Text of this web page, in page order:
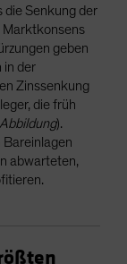
die Senkung der
Marktkonsens
geben
in der
Zinssenkung
die früh
Abbildung).
abwarteten,